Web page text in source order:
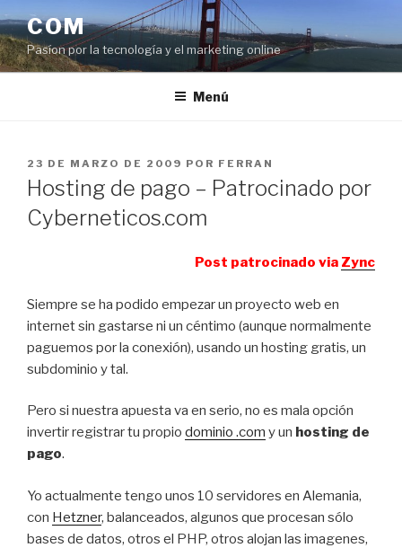
al
contenido
COM
Pasíon por la tecnología y el marketing online
Menú
PUBLICADO
EL
23 DE MARZO DE 2009 POR FERRAN
Hosting de pago – Patrocinado por
Cyberneticos.com
Post patrocinado via Zync
Siempre se ha podido empezar un proyecto web en
internet sin gastarse ni un céntimo (aunque normalmente
paguemos por la conexión), usando un hosting gratis, un
subdominio y tal.
Pero si nuestra apuesta va en serio, no es mala opción
invertir registrar tu propio dominio .com y un hosting de
pago.
Yo actualmente tengo unos 10 servidores en Alemania,
con Hetzner, balanceados, algunos que procesan sólo
bases de datos, otros el PHP, otros alojan las imagenes,